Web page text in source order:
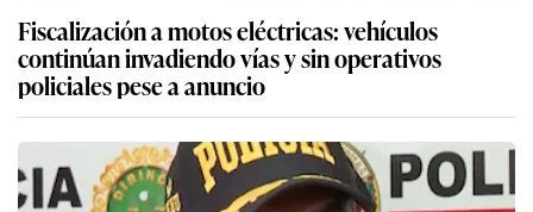
Fiscalización a motos eléctricas: vehículos
continúan invadiendo vías y sin operativos
policiales pese a anuncio